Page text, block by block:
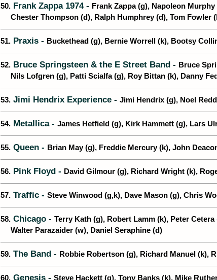
50. Frank Zappa 1974 - Frank Zappa (g), Napoleon
Chester Thompson (d), Ralph Humphrey (d), Tom Fowler
51. Praxis - Buckethead (g), Bernie Worrell (k), Bootsy
52. Bruce Springsteen & the E Street Band - Bruce
Nils Lofgren (g), Patti Scialfa (g), Roy Bittan (k), Danny
53. Jimi Hendrix Experience - Jimi Hendrix (g), Noel
54. Metallica - James Hetfield (g), Kirk Hammett (g), Lars
55. Queen - Brian May (g), Freddie Mercury (k), John
56. Pink Floyd - David Gilmour (g), Richard Wright (k),
57. Traffic - Steve Winwood (g,k), Dave Mason (g), Chris
58. Chicago - Terry Kath (g), Robert Lamm (k), Peter
Walter Parazaider (w), Daniel Seraphine (d)
59. The Band - Robbie Robertson (g), Richard Manuel (k),
60. Genesis - Steve Hackett (g), Tony Banks (k), Mike